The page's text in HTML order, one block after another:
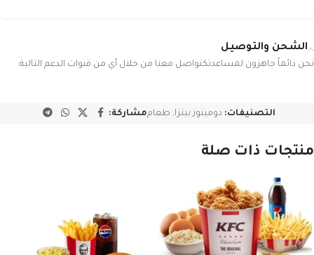
الشحن والتوصيل
نحن دائماً جاهزون لمساعدتكتواصل معنا من خلال أي من قنوات الدعم التالية:
التصنيفات: دومينوز بيتزا, طعاممشاركة:
منتجات ذات صلة